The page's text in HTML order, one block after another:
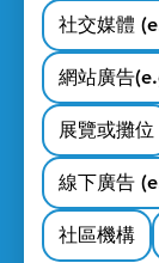
社交媒體
網站廣告
展覽或攤位
線下廣告
社區機構